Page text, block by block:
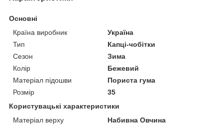
Основні
Країна виробник
Україна
Тип
Капці-чобітки
Сезон
Зима
Колір
Бежевий
Матеріал підошви
Пориста гума
Розмір
35
Користувацькi характеристики
Матеріал верху
Набивна Овчина